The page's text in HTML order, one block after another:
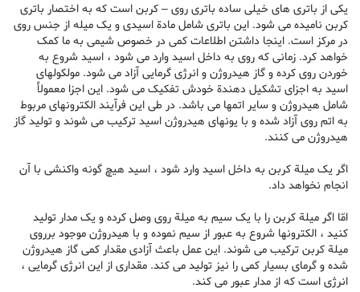
یکی از باتری های خیلی ساده باتری روی – کربن است که به اختصار باتری
کربن نامیده می شود. این باتری شامل مادة اسیدی و یک میله از جنس روی
در مرکز است. اینجا داشتن اطلاعات کمی در خصوص شیمی به ما کمک
خواهد کرد. زمانی که روی به داخل اسید وارد می شود ، اسید شروع به
خوردن روی کرده و گاز هیدروژن و انرژی گرمایی آزاد می شود. مولکولهای
اسید به اجزای تشکیل دهندة خودش تفکیک می شود. این اجزا معمولاً
شامل هیدروژن و سایر اتمها می باشد. در طی این فرآیند الکترونهای مربوط
به اتم روی آزاد شده و با یونهای هیدروژن اسید ترکیب می شوند و تولید گاز
هیدروژن می کنند.
اگر یک میلة کربن به داخل اسید وارد شود ، اسید هیچ گونه واکنشی با آن
انجام نخواهد داد.
امّا اگر میلة کربن را با یک سیم به میلة روی وصل کرده و یک مدار تولید
کنید ، الکترونها شروع به عبور از سیم نموده و با هیدروژن موجود برروی
میلة کربن ترکیب می شوند. این عمل باعث آزادی مقدار کمی گاز هیدروژن
شده و گرمای بسیار کمی را نیز تولید می کند. مقداری از این انرژی گرمایی ،
انرژی است که از مدار عبور می کند.